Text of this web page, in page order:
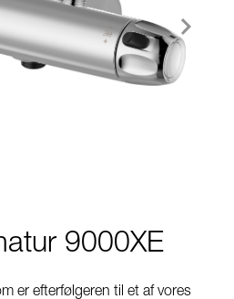
9000XE
er efterfølgeren til et af vores